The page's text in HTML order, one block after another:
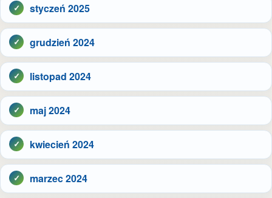
styczeń 2025
grudzień 2024
listopad 2024
maj 2024
kwiecień 2024
marzec 2024